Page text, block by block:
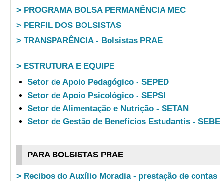
> PROGRAMA BOLSA PERMANÊNCIA MEC
> PERFIL DOS BOLSISTAS
> TRANSPARÊNCIA - Bolsistas PRAE
> ESTRUTURA E EQUIPE
Setor de Apoio Pedagógico - SEPED
Setor de Apoio Psicológico - SEPSI
Setor de Alimentação e Nutrição - SETAN
Setor de Gestão de Benefícios Estudantis -
PARA BOLSISTAS PRAE
> Recibos do Auxílio Moradia - prestação de contas